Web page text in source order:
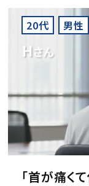
20代 男性
Hさん
「首が痛く